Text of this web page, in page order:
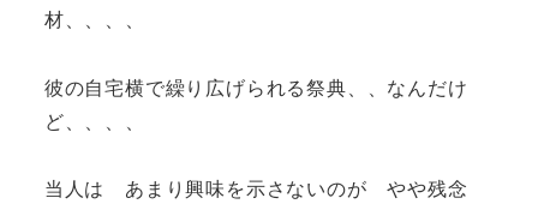
材、、、、
彼の自宅横で繰り広げられる祭典、、なんだけ
ど、、、、
当人は あまり興味を示さないのが やや残念